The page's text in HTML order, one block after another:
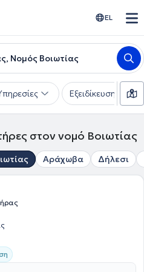
EL
Νομός Βοιωτίας
Εξειδίκευση
στον νομό Βοιωτίας
Αράχωβα Δήλεσι